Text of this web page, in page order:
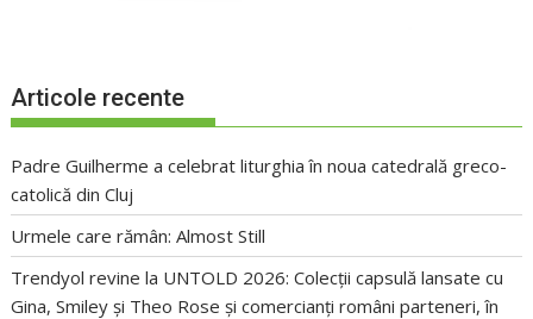
Articole recente
Padre Guilherme a celebrat liturghia în noua catedrală greco-
catolică din Cluj
Urmele care rămân: Almost Still
Trendyol revine la UNTOLD 2026: Colecții capsulă lansate cu
Gina, Smiley și Theo Rose și comercianți români parteneri, în